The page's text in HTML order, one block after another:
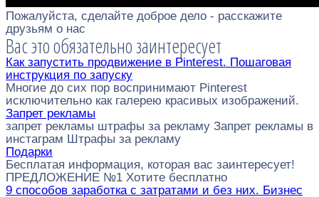
Пожалуйста, сделайте доброе дело - расскажите
друзьям о нас
Вас это обязательно заинтересует
Как запустить продвижение в Pinterest. Пошаговая
инструкция по запуску
Многие до сих пор воспринимают Pinterest
исключительно как галерею красивых изображений.
Запрет рекламы
запрет рекламы штрафы за рекламу Запрет рекламы в
инстаграм Штрафы за рекламу
Подарки
Бесплатая информация, которая вас заинтересует!
ПРЕДЛОЖЕНИЕ №1 Хотите бесплатно
9 способов заработка с затратами и без них. Бизнес